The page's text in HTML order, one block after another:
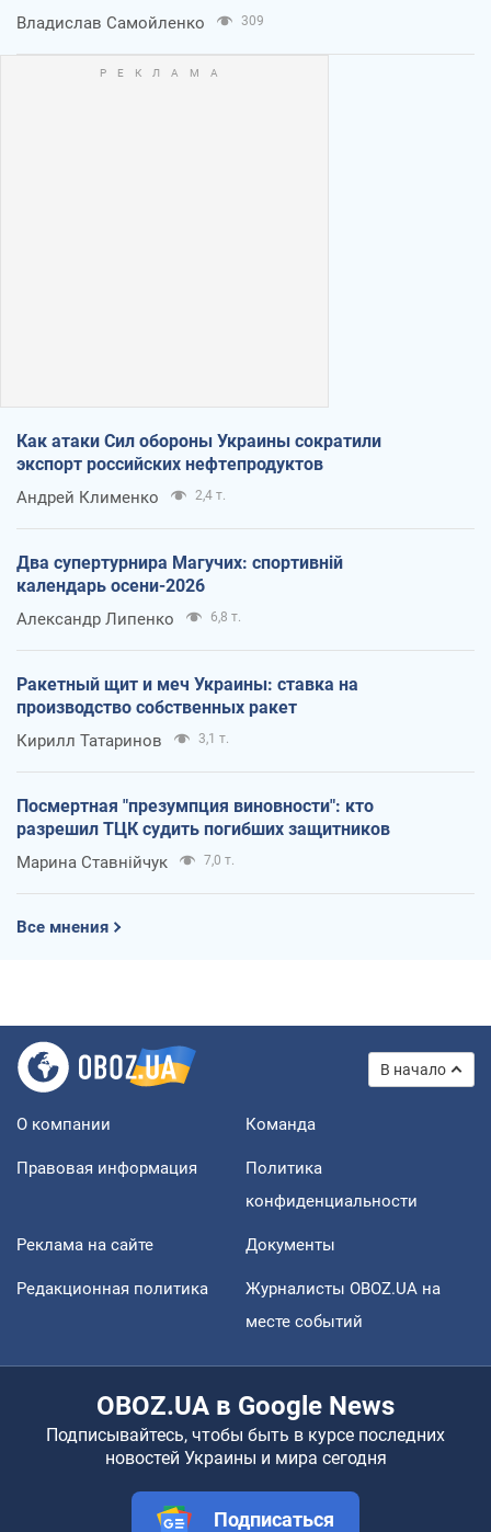
Владислав Самойленко 309
Как атаки Сил обороны Украины сократили
экспорт российских нефтепродуктов
Андрей Клименко 2,4 т.
Два супертурнира Магучих: спортивній
календарь осени-2026
Александр Липенко 6,8 т.
Ракетный щит и меч Украины: ставка на
производство собственных ракет
Кирилл Татаринов 3,1 т.
Посмертная "презумпция виновности": кто
разрешил ТЦК судить погибших защитников
Марина Ставнійчук 7,0 т.
Все мнения
В начало
О компании Команда
Правовая информация
Политика
конфиденциальности
Реклама на сайте Документы
Редакционная политика
Журналисты OBOZ.UA на
месте событий
OBOZ.UA в Google News
Подписывайтесь, чтобы быть в курсе последних
новостей Украины и мира сегодня
Подписаться